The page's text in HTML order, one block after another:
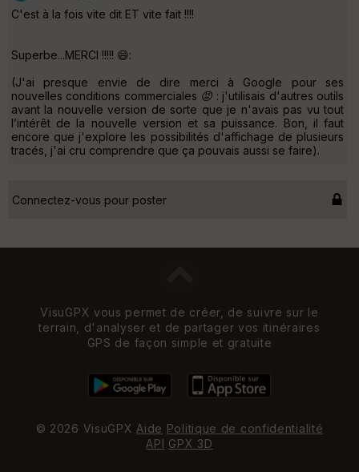
C'est à la fois vite dit ET vite fait !!!!
Superbe...MERCI !!!!! 😄:
(J'ai presque envie de dire merci à Google pour ses
nouvelles conditions commerciales 😡 : j'utilisais d'autres outils
avant la nouvelle version de sorte que je n'avais pas vu tout
l’intérêt de la nouvelle version et sa puissance. Bon, il faut
encore que j'explore les possibilités d'affichage de plusieurs
tracés, j'ai cru comprendre que ça pouvais aussi se faire).
Connectez-vous pour poster
VisuGPX vous permet de créer, de suivre sur le
terrain, d'analyser et de partager vos itinéraires
GPS de façon simple et gratuite
© 2026 VisuGPX Aide Politique de confidentialité
API GPX 3D